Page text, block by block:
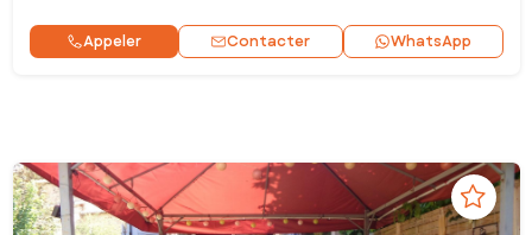
Appeler Contacter WhatsApp